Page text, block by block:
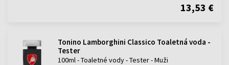
13,53 €
Tonino Lamborghini Classico Toaletná voda -
Tester
100ml - Toaletné vody - Tester - Muži